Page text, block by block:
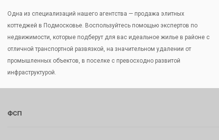
Одна из специализаций нашего агентства — продажа элитных
коттеджей в Подмосковье. Воспользуйтесь помощью экспертов по
недвижимости, которые подберут для вас идеальное жилье в районе с
отличной транспортной развязкой, на значительном удалении от
промышленных объектов, в поселке с превосходно развитой
инфраструктурой.
ФСП